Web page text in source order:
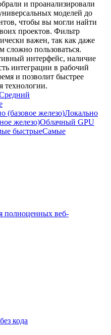
и проанализировали
моделей до
чтобы вы могли найти
проектов. Фильтр
важен, так как даже
пользоваться.
интерфейс, наличие
интеграции в рабочий
и позволит быстрее
технологии.
(базовое железо)Локально
железо)Облачный GPU
быстрыеСамые
полноценных веб-
кода